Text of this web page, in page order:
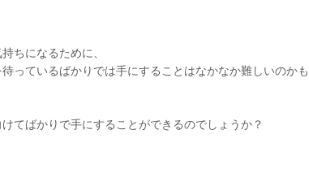
ちになるために、
っているばかりでは手にすることはなかなか難しいのかも
てばかりで手にすることができるのでしょうか？